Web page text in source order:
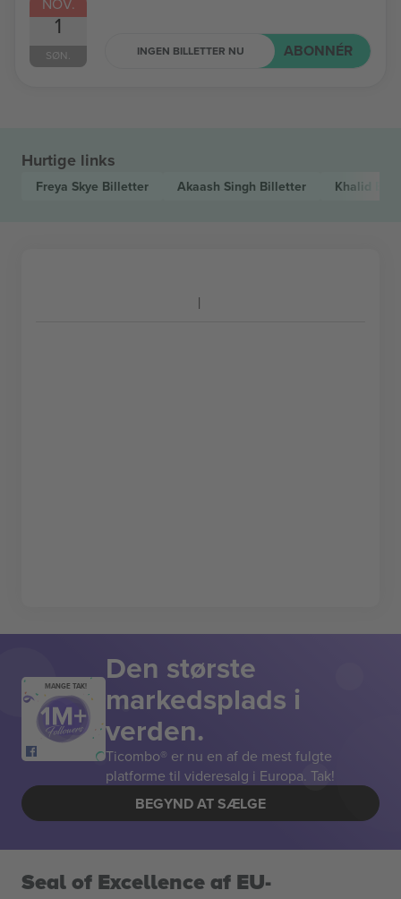
1
SØN. INGEN BILLETTER NU ABONNÉR
Hurtige links
Freya Skye Billetter Akaash Singh Billetter Khalid
MANGE TAK! Den største
markedsplads i
verden.
Ticombo® er nu en af de mest fulgte
platforme til videresalg i Europa. Tak!
BEGYND AT SÆLGE
Seal of Excellence af EU-